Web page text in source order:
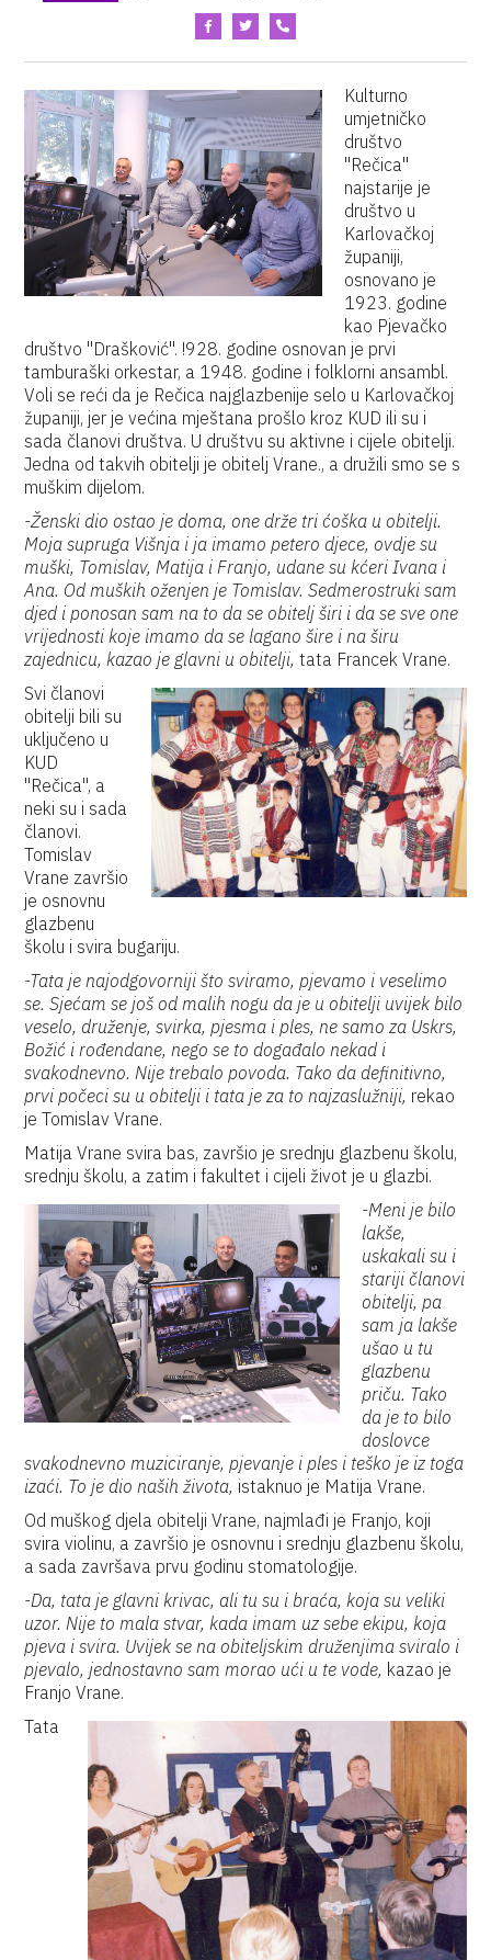
Kulturno
umjetničko
društvo
"Rečica"
najstarije je
društvo u
Karlovačkoj
županiji,
osnovano je
1923. godine
kao Pjevačko
društvo "Drašković". !928. godine osnovan je prvi
tamburaški orkestar, a 1948. godine i folklorni ansambl.
Voli se reći da je Rečica najglazbenije selo u Karlovačkoj
županiji, jer je većina mještana prošlo kroz KUD ili su i
sada članovi društva. U društvu su aktivne i cijele obitelji.
Jedna od takvih obitelji je obitelj Vrane., a družili smo se s
muškim dijelom.
-Ženski dio ostao je doma, one drže tri ćoška u obitelji.
Moja supruga Višnja i ja imamo petero djece, ovdje su
muški, Tomislav, Matija i Franjo, udane su kćeri Ivana i
Ana. Od muških oženjen je Tomislav. Sedmerostruki sam
djed i ponosan sam na to da se obitelj širi i da se sve one
vrijednosti koje imamo da se lagano šire i na širu
zajednicu, kazao je glavni u obitelji, tata Francek Vrane.
Svi članovi
obitelji bili su
uključeno u
KUD
"Rečica", a
neki su i sada
članovi.
Tomislav
Vrane završio
je osnovnu
glazbenu
školu i svira bugariju.
-Tata je najodgovorniji što sviramo, pjevamo i veselimo
se. Sjećam se još od malih nogu da je u obitelji uvijek bilo
veselo, druženje, svirka, pjesma i ples, ne samo za Uskrs,
Božić i rođendane, nego se to događalo nekad i
svakodnevno. Nije trebalo povoda. Tako da definitivno,
prvi počeci su u obitelji i tata je za to najzaslužniji, rekao
je Tomislav Vrane.
Matija Vrane svira bas, završio je srednju glazbenu školu,
srednju školu, a zatim i fakultet i cijeli život je u glazbi.
-Meni je bilo
lakše,
uskakali su i
stariji članovi
obitelji, pa
sam ja lakše
ušao u tu
glazbenu
priču. Tako
da je to bilo
doslovce
svakodnevno muziciranje, pjevanje i ples i teško je iz toga
izaći. To je dio naših života, istaknuo je Matija Vrane.
Od muškog djela obitelji Vrane, najmlađi je Franjo, koji
svira violinu, a završio je osnovnu i srednju glazbenu školu,
a sada završava prvu godinu stomatologije.
-Da, tata je glavni krivac, ali tu su i braća, koja su veliki
uzor. Nije to mala stvar, kada imam uz sebe ekipu, koja
pjeva i svira. Uvijek se na obiteljskim druženjima sviralo i
pjevalo, jednostavno sam morao ući u te vode, kazao je
Franjo Vrane.
Tata